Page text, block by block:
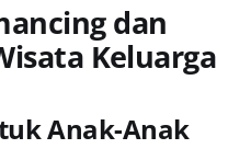
dan
Keluarga
Anak-Anak